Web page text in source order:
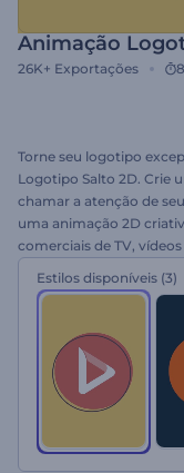
Animação
26K+ Exportações
Torne seu logotipo
Logotipo Salto 2D. Crie
chamar a atenção de
uma animação 2D
comerciais de TV,
Estilos disponíveis (3)